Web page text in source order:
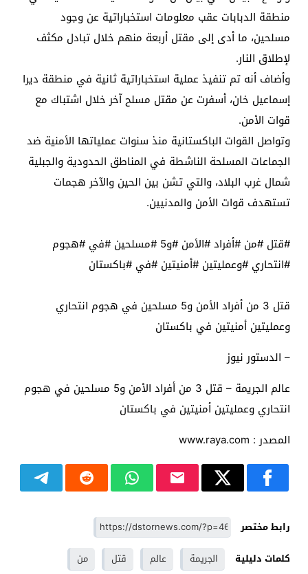
منطقة الدبابات عقب معلومات استخباراتية عن وجود
مسلحين، ما أدى إلى مقتل أربعة منهم خلال تبادل مكثف
لإطلاق النار.
وأضاف أنه تم تنفيذ عملية استخباراتية ثانية في منطقة ديرا
إسماعيل خان، أسفرت عن مقتل مسلح آخر خلال اشتباك مع
قوات الأمن.
وتواصل القوات الباكستانية منذ سنوات عملياتها الأمنية ضد
الجماعات المسلحة الناشطة في المناطق الحدودية والجبلية
شمال غرب البلاد، والتي تشن بين الحين والآخر هجمات
تستهدف قوات الأمن والمدنيين.
#قتل #من #أفراد #الأمن #و5 #مسلحين #في #هجوم
#انتحاري #وعمليتين #أمنيتين #في #باكستان
قتل 3 من أفراد الأمن و5 مسلحين في هجوم انتحاري
وعمليتين أمنيتين في باكستان
– الدستور نيوز
عالم الجريمة – قتل 3 من أفراد الأمن و5 مسلحين في هجوم
انتحاري وعمليتين أمنيتين في باكستان
المصدر : www.raya.com
رابط مختصر
كلمات دليلية
الجريمة عالم قتل من